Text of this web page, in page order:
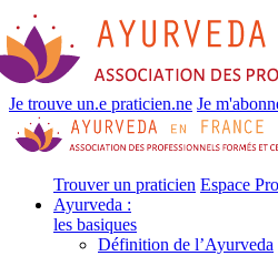
Je trouve un.e praticien.ne Je
Trouver un praticien Espace Pro
Ayurveda :
les basiques
Définition de l’Ayurveda